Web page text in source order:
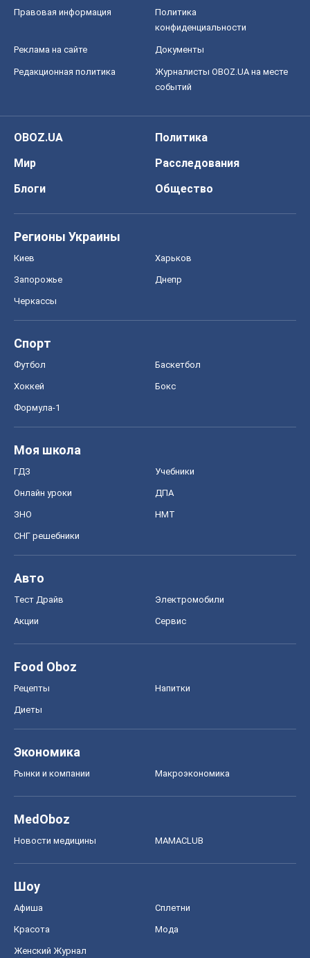
Правовая информация
Политика
конфиденциальности
Реклама на сайте Документы
Редакционная политика
Журналисты OBOZ.UA на месте
событий
OBOZ.UA
Политика
Мир
Расследования
Блоги
Общество
Регионы Украины
Киев Харьков
Запорожье Днепр
Черкассы
Спорт
Футбол Баскетбол
Хоккей Бокс
Формула-1
Моя школа
ГДЗ Учебники
Онлайн уроки ДПА
ЗНО НМТ
СНГ решебники
Авто
Тест Драйв Электромобили
Акции Сервис
Food Oboz
Рецепты Напитки
Диеты
Экономика
Рынки и компании Mакроэкономика
MedOboz
Новости медицины MAMACLUB
Шоу
Афиша Сплетни
Красота Мода
Женский Журнал